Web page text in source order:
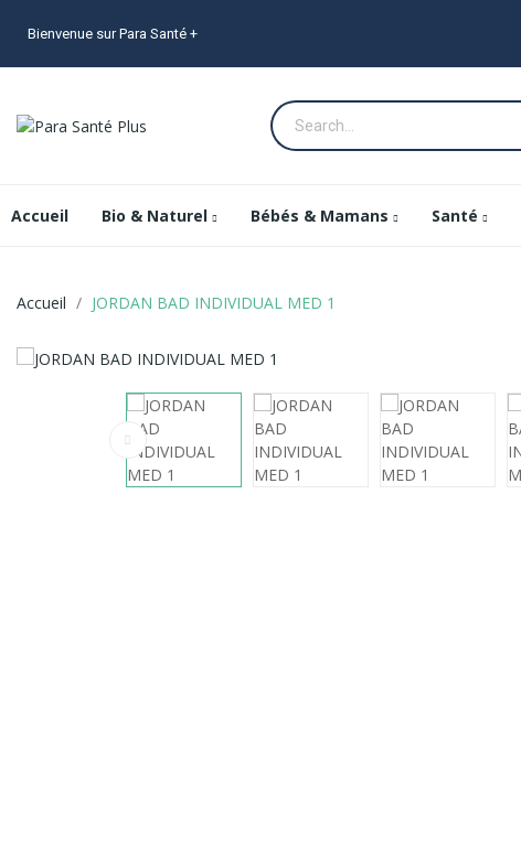
Bienvenue sur Para Santé +
Accueil Bio & Naturel Bébés & Mamans Santé
Accueil JORDAN BAD INDIVIDUAL MED 1